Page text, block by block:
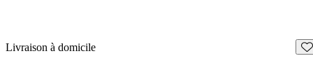
Livraison à domicile